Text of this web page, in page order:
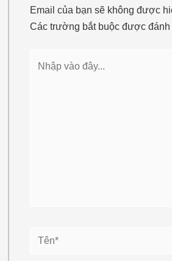
Email của bạn sẽ không được
Các trường bắt buộc được
Tên*